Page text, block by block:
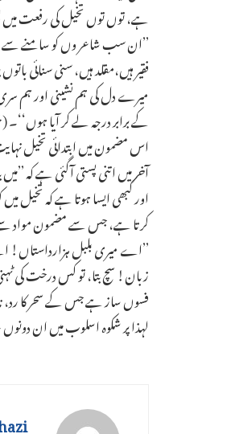
ہے، توں توں تخیل کی رفعت میں
’’ان سب شاعر وں کو سامنے سے
فقیر ہیں،مقلد ہیں، سنی سنائی
میرے دل کی ہم نشینی اور ہم
کے برابر درجہ لے کر آیا
اس مضمون میں ابتدائی تخیل
آخر میں اتنی پستی آگئی ہے کہ
اور کبھی ایسا ہوتا ہے کہ تخیل
کرتا ہے، جس سے مضمون مواد سے
’’اے میری بلبل
زبان! سچ بتا، تو کس درخت کی
فسوں ساز ہے جس کے سحر کا رد، نہ
لہذا پر شکوہ اسلوب میں ان